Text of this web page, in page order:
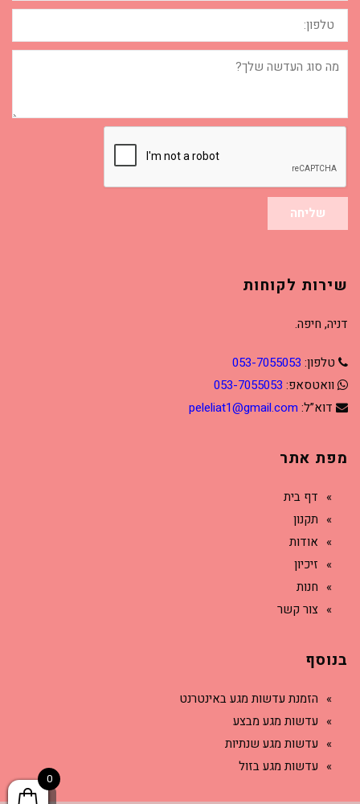
טלפון:
מה
סוג
שליחה
שירות לקוחות
דניה, חיפה.
טלפון: 053-7055053
וואטסאפ: 053-7055053
דוא”ל: peleliat1@gmail.com
מפת אתר
דף בית
תקנון
אודות
זיכיון
חנות
צור קשר
בנוסף
הזמנת עדשות מגע באינטרנט
עדשות מגע מבצע
עדשות מגע שנתיות
עדשות מגע בזול
0